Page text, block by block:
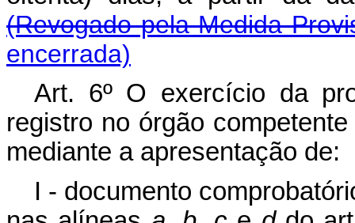
(Revogado pela Medida
encerrada)
Art. 6º O exercício da
registro no órgão
mediante a apresentação
I - documento